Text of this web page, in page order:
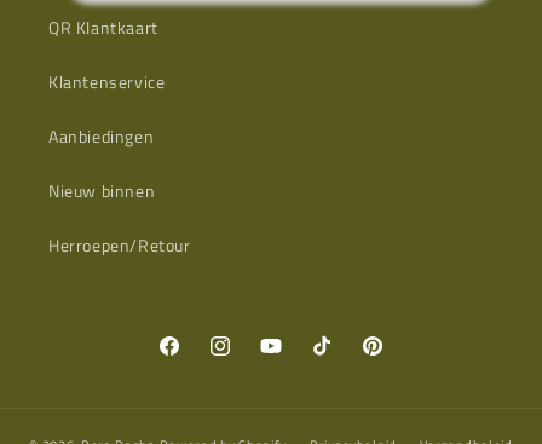
QR Klantkaart
Klantenservice
Aanbiedingen
Nieuw binnen
Herroepen/Retour
FacebookInstagramYouTubeTikTok Pinterest